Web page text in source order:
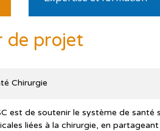
de projet
Chirurgie
est de soutenir le système de santé
liées à la chirurgie, en